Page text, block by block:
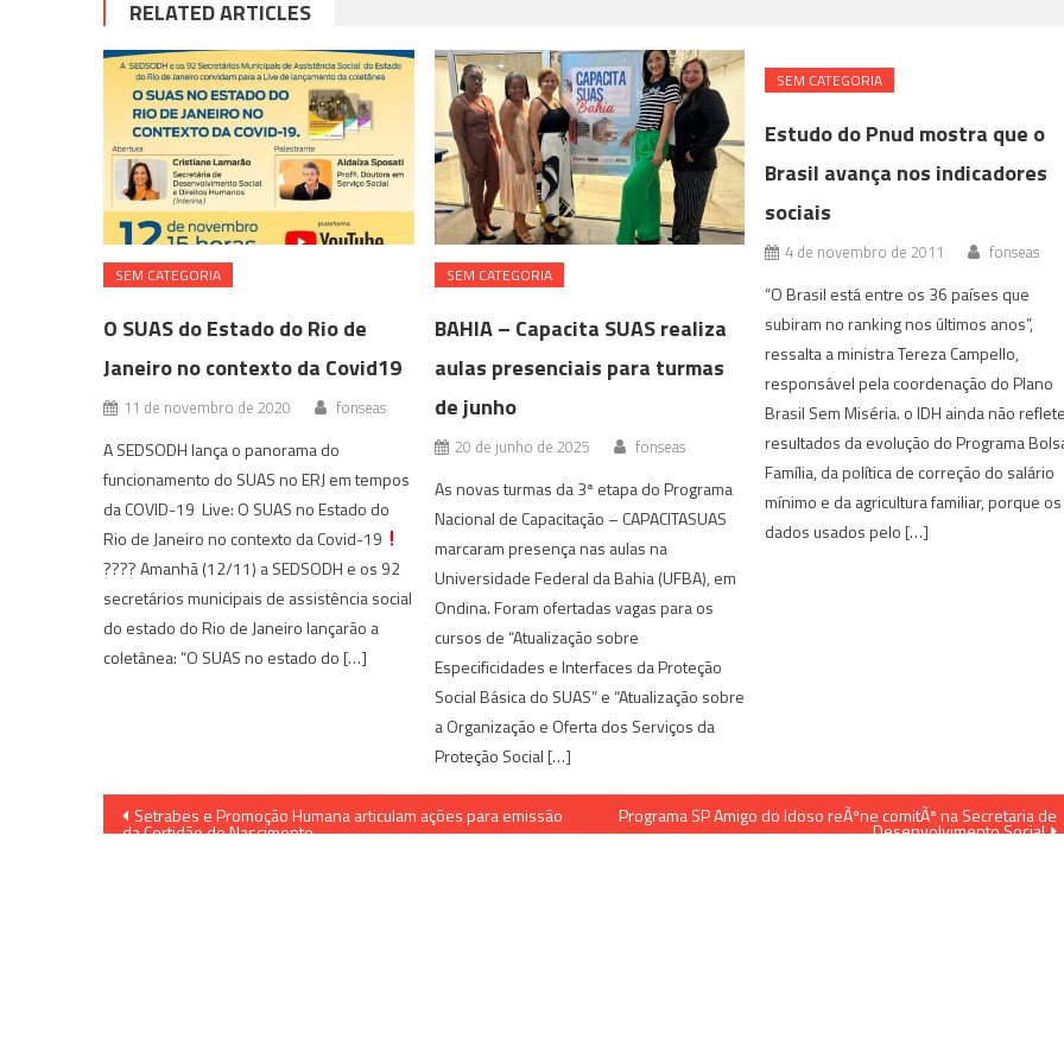
RELATED ARTICLES
SEM CATEGORIA
O SUAS do Estado do Rio de
Janeiro no contexto da Covid19
11 de novembro de 2020 fonseas
A SEDSODH lança o panorama do
funcionamento do SUAS no ERJ em tempos
da COVID-19 Live: O SUAS no Estado do
Rio de Janeiro no contexto da Covid-19
???? Amanhã (12/11) a SEDSODH e os 92
secretários municipais de assistência social
do estado do Rio de Janeiro lançarão a
coletânea: “O SUAS no estado do […]
SEM CATEGORIA
BAHIA – Capacita SUAS realiza
aulas presenciais para turmas
de junho
20 de junho de 2025 fonseas
As novas turmas da 3ª etapa do Programa
Nacional de Capacitação – CAPACITASUAS
marcaram presença nas aulas na
Universidade Federal da Bahia (UFBA), em
Ondina. Foram ofertadas vagas para os
cursos de “Atualização sobre
Especificidades e Interfaces da Proteção
Social Básica do SUAS” e “Atualização sobre
a Organização e Oferta dos Serviços da
Proteção Social […]
SEM CATEGORIA
Estudo do Pnud mostra que o
Brasil avança nos indicadores
sociais
4 de novembro de 2011 fonseas
“O Brasil está entre os 36 países que
subiram no ranking nos últimos anos”,
ressalta a ministra Tereza Campello,
responsável pela coordenação do Plano
Brasil Sem Miséria. o IDH ainda não
resultados da evolução do Programa
Família, da política de correção do salário
mínimo e da agricultura familiar, porque os
dados usados pelo […]
Navegação
Setrabes e Promoção Humana articulam ações para emissão
da Certidão de Nascimento
Programa SP Amigo do Idoso reÃºne comitÃª na Secretaria de
Desenvolvimento Social